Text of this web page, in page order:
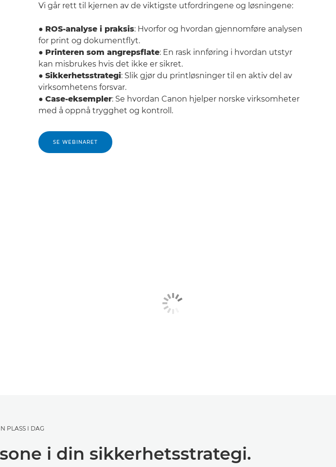
Vi går rett til kjernen av de viktigste utfordringene og løsningene:
● ROS-analyse i praksis: Hvorfor og hvordan gjennomføre analysen
for print og dokumentflyt.
● Printeren som angrepsflate: En rask innføring i hvordan utstyr
kan misbrukes hvis det ikke er sikret.
● Sikkerhetsstrategi: Slik gjør du printløsninger til en aktiv del av
virksomhetens forsvar.
● Case-eksempler: Se hvordan Canon hjelper norske virksomheter
med å oppnå trygghet og kontroll.
SE WEBINARET
PLASS I DAG
i din sikkerhetsstrategi.